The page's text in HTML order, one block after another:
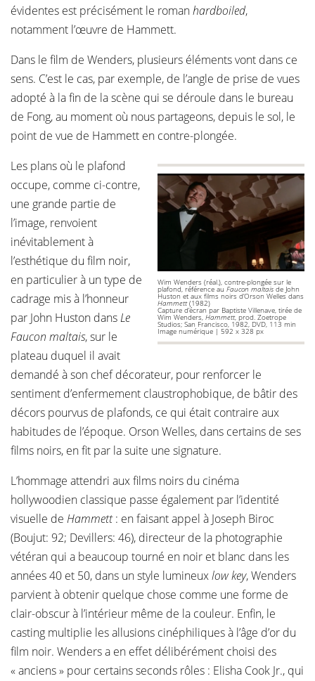
évidentes est précisément le romanhardboiled,
notamment l’œuvre de Hammett.
Dans le film de Wenders, plusieurs éléments vont dans ce
sens. C’est le cas, par exemple, de l’angle de prise de vues
adopté à la fin de la scène qui se déroule dans le bureau
de Fong, au moment où nous partageons, depuis le sol, le
point de vue de Hammett en contre-plongée.
Wim Wenders (réal.), contre-plongée sur le
plafond, référence au Faucon maltais de John
Huston et aux films noirs d’Orson Welles dans
Hammett(1982)
Capture d’écran par Baptiste Villenave, tirée de
Wim Wenders, Hammett, prod. Zoetrope
Studios; San Francisco, 1982, DVD, 113 min
Image numérique | 592 x 328 px
Les plans où le plafond
occupe, comme ci-contre,
une grande partie de
l’image, renvoient
inévitablement à
l’esthétique du film noir,
en particulier à un type de
cadrage mis à l’honneur
par John Huston dansLe
Faucon maltais, sur le
plateau duquel il avait
demandé à son chef décorateur, pour renforcer le
sentiment d’enfermement claustrophobique, de bâtir des
décors pourvus de plafonds, ce qui était contraire aux
habitudes de l’époque. Orson Welles, dans certains de ses
films noirs, en fit par la suite une signature.
L’hommage attendri aux films noirs du cinéma
hollywoodien classique passe également par l’identité
visuelle de Hammett: en faisant appel à Joseph Biroc
(Boujut: 92; Devillers: 46), directeur de la photographie
vétéran qui a beaucoup tourné en noir et blanc dans les
années 40 et 50, dans un style lumineuxlow key, Wenders
parvient à obtenir quelque chose comme une forme de
clair-obscur à l’intérieur même de la couleur. Enfin, le
casting multiplie les allusions cinéphiliques à l’âge d’or du
film noir. Wenders a en effet délibérément choisi des
« anciens » pour certains seconds rôles : Elisha Cook Jr., qui